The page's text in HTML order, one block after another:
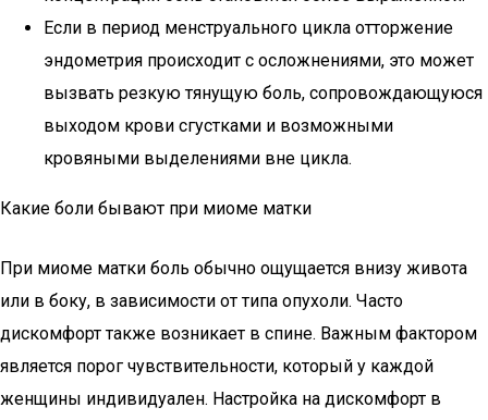
Если в период менструального цикла отторжение
эндометрия происходит с осложнениями, это может
вызвать резкую тянущую боль, сопровождающуюся
выходом крови сгустками и возможными
кровяными выделениями вне цикла.
Какие боли бывают при миоме матки
При миоме матки боль обычно ощущается внизу живота
или в боку, в зависимости от типа опухоли. Часто
дискомфорт также возникает в спине. Важным фактором
является порог чувствительности, который у каждой
женщины индивидуален. Настройка на дискомфорт в